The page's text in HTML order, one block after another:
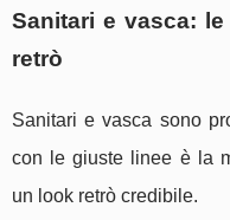
Sanitari e vasca:
retrò
Sanitari e vasca sono
con le giuste linee è la
un look retrò credibile.